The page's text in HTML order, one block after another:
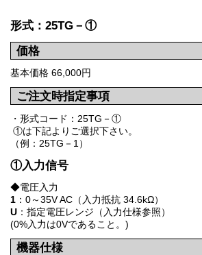
形式：25TG－①
価格
基本価格 66,000円
ご注文時指定事項
・形式コード：25TG－①
①は下記よりご選択下さい。
（例：25TG－1）
①入力信号
◆電圧入力
1 ：0～35V AC（入力抵抗 34.6kΩ）
U ：指定電圧レンジ（入力仕様参照）
(0%入力は0Vであること。)
機器仕様